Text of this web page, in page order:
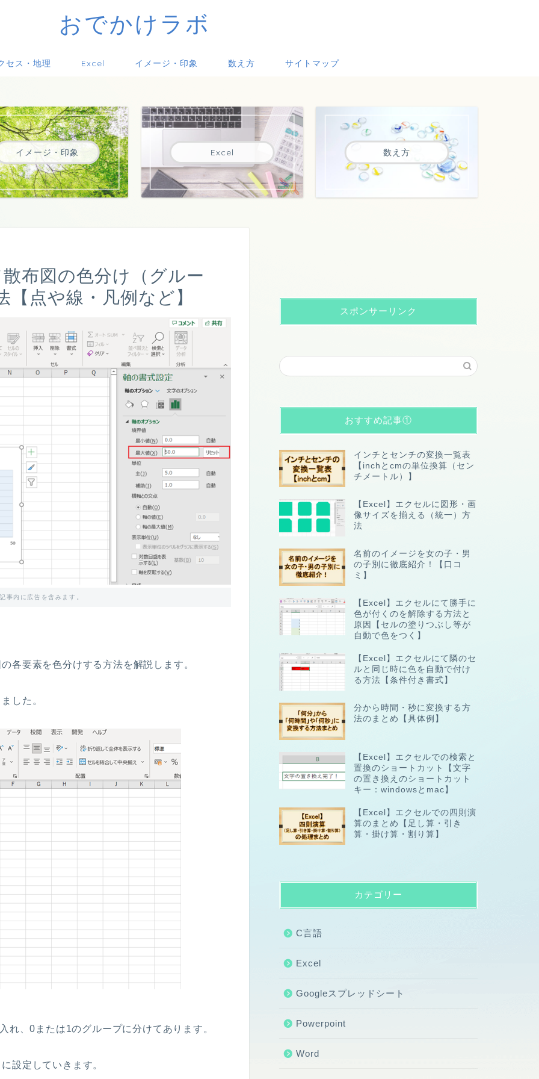
おでかけラボ
セス・地理 Excel イメージ・印象 数え方 サイトマップ
イメージ・印象 Excel 数え方
布図の色分け（グルー
点や線・凡例など】
事内に広告を含みます。
各要素を色分けする方法を解説します。
した。
れ、0または1のグループに分けてあります。
設定していきます。
スポンサーリンク
おすすめ記事①
インチとセンチの変換一覧表
【inchとcmの単位換算（セン
チメートル）】
【Excel】エクセルに図形・画
像サイズを揃える（統一）方
法
名前のイメージを女の子・男
の子別に徹底紹介！【口コ
ミ】
【Excel】エクセルにて勝手に
色が付くのを解除する方法と
原因【セルの塗りつぶし等が
自動で色をつく】
【Excel】エクセルにて隣のセ
ルと同じ時に色を自動で付け
る方法【条件付き書式】
分から時間・秒に変換する方
法のまとめ【具体例】
【Excel】エクセルでの検索と
置換のショートカット【文字
の置き換えのショートカット
キー：windowsとmac】
【Excel】エクセルでの四則演
算のまとめ【足し算・引き
算・掛け算・割り算】
カテゴリー
C言語
Excel
Googleスプレッドシート
Powerpoint
Word